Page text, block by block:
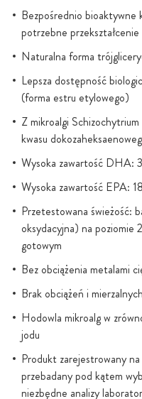
Bezpośrednio bioaktywne
potrzebne przekształcenie
Naturalna forma
Lepsza dostępność
(forma estru etylowego)
Z mikroalgi
kwasu
Wysoka zawartość DHA:
Wysoka zawartość EPA:
Przetestowana świeżość:
oksydacyjna) na poziomie
gotowym
Bez obciążenia metalami
Brak obciążeń i
Hodowla mikroalg w
jodu
Produkt zarejestrowany
przebadany pod kątem
niezbędne analizy